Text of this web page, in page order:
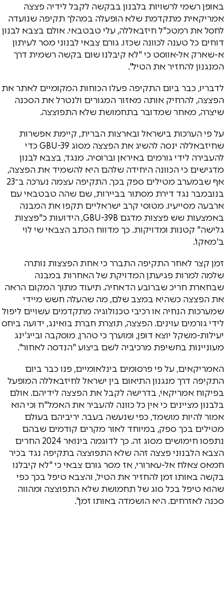
באופן רשמי לרשויות בלבנון בבקשה לקבל לידיה פצצה
אמריקאית מתקדמת שלא הופעלה במהלך תקיפה שנועדה
לחסל את רמטכ"ל חיזבאללה, עלי טבטבאי. אולם בצבא לבנון
דוחים כל טענה לכוונה שכזו. גורם צבאי לבנוני מסר לעיתון
א-שארק אל-אווסט כי "לא קיבלנו שום בקשה רשמית דרך
המנגנון להחזיר את הטיל".
לדבריו, כבר ביום התקיפה פעלו הכוחות המקומיים לאתר את
הפצצה, להרחיק אותה מאזור המגורים ולנטרל את הסכנה
שיצרה, מאחר שמדובר בתחמושת שלא התפוצצה.
על פי הערכות בישראל ובארצות הברית, קיימת אפשרות
שחיזבאללה ינסה להשיג את הפצצה מסוג GBU-39 כדי
להעבירה לידי גורמים באיראן וברוסיה. מנגד, בצבא לבנון
מדגישים כי הכוונה היחידה שלהם היא להשמיד את הפצצה,
אף שבמערב מטילים ספק בכך. התקיפה עצמה נערכה ב־23
בנובמבר נגד דירת מסתור בביירות, שם שהה טבטבאי עם
ארבעה מסייעיו. מטוסי קרב ישראליים תקפו את המבנה
באמצעות שש פצצות מדגם GBU-39B, הידועות כ"פצצות
גלישה" קטנות ומדויקות. כך מדווח הכתב הצבאי שי לוי
ב'מאקו'.
זמן קצר לאחר התקיפה התברר כי אחת הפצצות נותרה
שלמה למרות פגיעתן המדויקת של האחרות במבנה
שבחארת חריכ שברובע הדאחיה. תיעוד מתוך המקום הראה
את הפצצה כשהיא במצב שלם, מה שהעלה חשש מיידי
שמערכות הנחיה או רכיבי טכנולוגיה מתקדמים עשויים ליפול
לידי גורמים עוינים. הפצצה, תוצרת חברת בואינג, ידועה ביחס
יעילות-משקל יוצא דופן, ומוערך כי טהרן, מוסקבה ובייג'ינג
מעוניינות בחשיפת מרכיביה לשם ביצוע "הנדסה לאחור".
האמריקאים, על פי פרסומים בינלאומיים, פנו כבר ביום
התקיפה דרך מנגנון התיאום בין ישראל לחיזבאללה המופעל
בפיקוח אמריקאי, בדרישה לקבל את הפצצה לידיהם. אולם
בלבנון מציינים כי אין כל כוונה להעביר את האמל"ח וכי הוא
אמור להיות מושמד, כפי שנעשה בעבר. יריביהם בעולם
מטילים בכך ספק, במיוחד לאור מקרים קודמים שבהם
נתפסו חימושים מסוג זה. כך לדוגמה בינואר 2024 החרים
הצבא הלבנוני פצצה זהה שלא התפוצצה בתקיפה נגד בכיר
חמאס צאלח אל-עארורי, אז מסר גורם צבאי כי "לא קיבלנו
בקשה באותו זמן להחזיר את הטיל, והצבא טיפל בכך כפי
שהוא טיפל בכל סוג של תחמושת שלא התפוצצה ומהווה
סכנה לאזרחים. היא הושמדה באותו זמן".